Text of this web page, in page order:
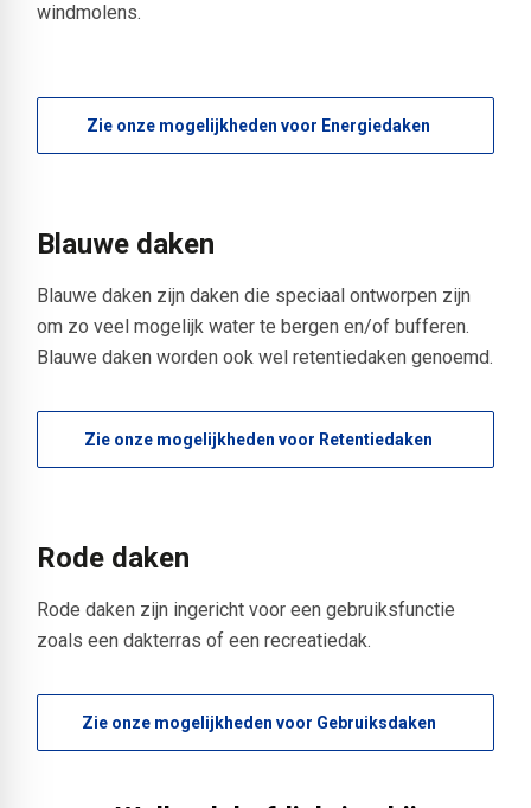
windmolens.
Zie onze mogelijkheden voor Energiedaken
Blauwe daken
Blauwe daken zijn daken die speciaal ontworpen zijn
om zo veel mogelijk water te bergen en/of bufferen.
Blauwe daken worden ook wel retentiedaken genoemd.
Zie onze mogelijkheden voor Retentiedaken
Rode daken
Rode daken zijn ingericht voor een gebruiksfunctie
zoals een dakterras of een recreatiedak.
Zie onze mogelijkheden voor Gebruiksdaken